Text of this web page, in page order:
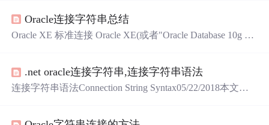
me FROM T_EmployeeWHERE FName IS NOT NULL2.除
了“||”，Oracle还支持使用CONCAT()函数进行字符串拼
Oracle连接字符串总结
Oracle XE 标准连接 Oracle XE(或者"Oracle Database 10g Ex
Uid=myUsername;Pwd=myPassword; ODBC 新版本连接方
式 以下是语法格式： Driver={Microsoft ODBC for...
.net oracle连接字符串,连接字符串语法
连接字符串语法Connection String Syntax05/22/2018本文内